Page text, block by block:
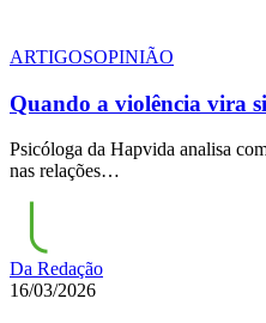
ARTIGOSOPINIÃO
Quando a violência vira
Psicóloga da Hapvida analisa
nas relações…
Da Redação
16/03/2026